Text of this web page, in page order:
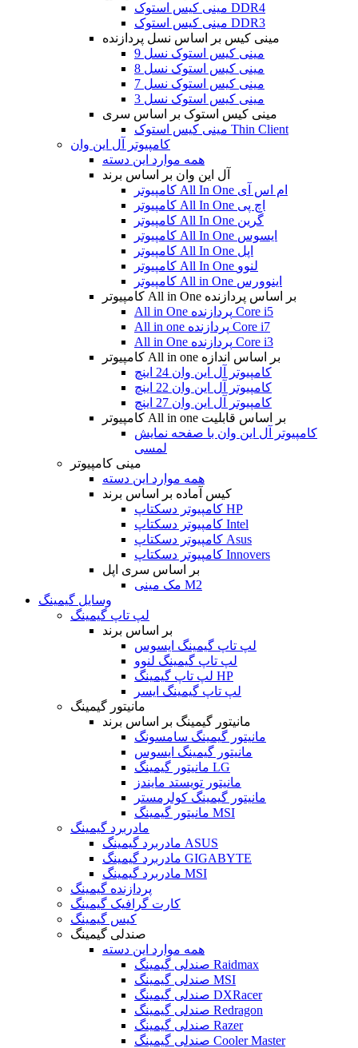
مینی کیس استوک DDR4
مینی کیس استوک DDR3
مینی کیس بر اساس نسل پردازنده
مینی کیس استوک نسل 9
مینی کیس استوک نسل 8
مینی کیس استوک نسل 7
مینی کیس استوک نسل 3
مینی کیس استوک بر اساس سری
مینی کیس استوک Thin Client
کامپیوتر آل این وان
همه موارد این دسته
آل این وان بر اساس برند
کامپیوتر All In One ام اس آی
کامپیوتر All In One اچ پی
کامپیوتر All In One گرین
کامپیوتر All In One ایسوس
کامپیوتر All In One اپل
کامپیوتر All In One لنوو
کامپیوتر All in One اینوورس
کامپیوتر All in One بر اساس پردازنده
All in One پردازنده Core i5
All in one پردازنده Core i7
All in One پردازنده Core i3
کامپیوتر All in one بر اساس اندازه
کامپیوتر آل این وان 24 اینچ
کامپیوتر آل این وان 22 اینچ
کامپیوتر آل این وان 27 اینچ
کامپیوتر All in one بر اساس قابلیت
کامپیوتر آل این وان با صفحه نمایش
لمسی
مینی کامپیوتر
همه موارد این دسته
کیس آماده بر اساس برند
کامپیوتر دسکتاپ HP
کامپیوتر دسکتاپ Intel
کامپیوتر دسکتاپ Asus
کامپیوتر دسکتاپ Innovers
بر اساس سری اپل
مک مینی M2
وسایل گیمینگ
لپ تاپ گیمینگ
بر اساس برند
لپ تاپ گیمینگ ایسوس
لپ تاپ گیمینگ لنوو
لپ تاپ گیمینگ HP
لپ تاپ گیمینگ ایسر
مانیتور گیمینگ
مانیتور گیمینگ بر اساس برند
مانیتور گیمینگ سامسونگ
مانیتور گیمینگ ایسوس
مانیتور گیمینگ LG
مانیتور تویستد مایندز
مانیتور گیمینگ کولرمستر
مانیتور گیمینگ MSI
مادربرد گیمینگ
مادربرد گیمینگ ASUS
مادربرد گیمینگ GIGABYTE
مادربرد گیمینگ MSI
پردازنده گیمینگ
کارت گرافیک گیمینگ
کیس گیمینگ
صندلی گیمینگ
همه موارد این دسته
صندلی گیمینگ Raidmax
صندلی گیمینگ MSI
صندلی گیمینگ DXRacer
صندلی گیمینگ Redragon
صندلی گیمینگ Razer
صندلی گیمینگ Cooler Master